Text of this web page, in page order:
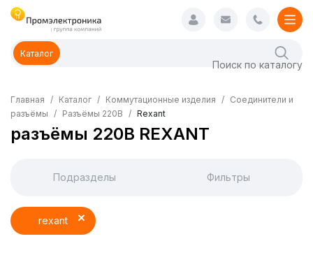
Каталог
Главная Каталог Коммутационные изделия
Соединители и
разъёмы
Разъёмы 220В Rexant
разъёмы 220В REXANT
Подразделы Фильтры
rexant